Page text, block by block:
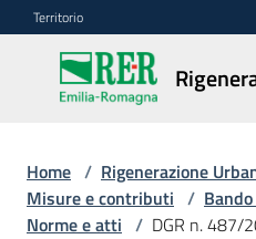
Vai al contenuto
Vai alla navigazione
Vai al footer
Territorio
Rigenerazione
Urbana
Misure
e
Home / Rigenerazione
Misure e contributi /
Norme e atti / DGR n. 487/